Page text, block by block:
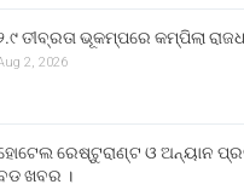
ତୀବ୍ରତା ଭୂକମ୍ପରେ କମ୍ପିଲା
2, 2026
ରେଷ୍ଟୁରାଣ୍ଟ ଓ ଅନ୍ୟାନ
ଖବର ।